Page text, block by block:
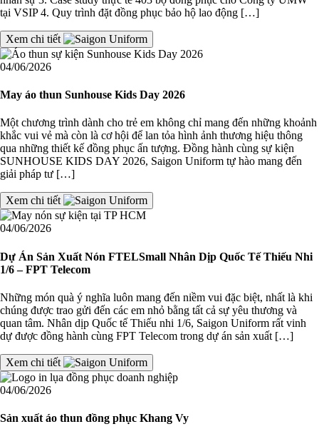
tại VSIP 4. Quy trình đặt đồng phục bảo hộ lao động […]
Xem chi tiết
04/06/2026
May áo thun Sunhouse Kids Day 2026
Một chương trình dành cho trẻ em không chỉ mang đến những khoảnh
khắc vui vẻ mà còn là cơ hội để lan tỏa hình ảnh thương hiệu thông
qua những thiết kế đồng phục ấn tượng. Đồng hành cùng sự kiện
SUNHOUSE KIDS DAY 2026, Saigon Uniform tự hào mang đến
giải pháp tư […]
Xem chi tiết
04/06/2026
Dự Án Sản Xuất Nón FTELSmall Nhân Dịp Quốc Tế Thiếu Nhi
1/6 – FPT Telecom
Những món quà ý nghĩa luôn mang đến niềm vui đặc biệt, nhất là khi
chúng được trao gửi đến các em nhỏ bằng tất cả sự yêu thương và
quan tâm. Nhân dịp Quốc tế Thiếu nhi 1/6, Saigon Uniform rất vinh
dự được đồng hành cùng FPT Telecom trong dự án sản xuất […]
Xem chi tiết
04/06/2026
Sản xuất áo thun đồng phục Khang Vy